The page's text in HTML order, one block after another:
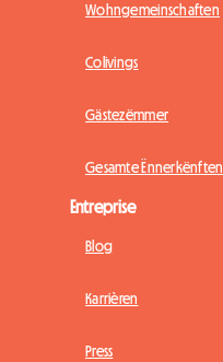
Wohngemeinschaften
Colivings
Gästezëmmer
Gesamte Ënnerkënften
Entreprise
Blog
Karrièren
Press